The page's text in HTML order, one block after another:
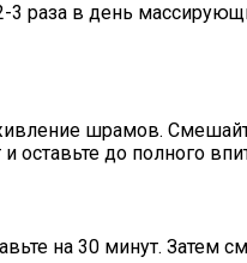
3 раза в день
шрамов.
оставьте до полного
на 30 минут. Затем